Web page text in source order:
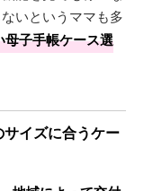
いというママも多
母子手帳ケース選
イズに合うケー